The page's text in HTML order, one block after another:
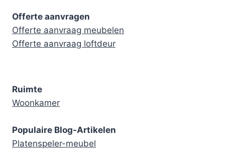
Offerte aanvragen
Offerte aanvraag meubelen
Offerte aanvraag loftdeur
Ruimte
Woonkamer
Populaire Blog-Artikelen
Platenspeler-meubel